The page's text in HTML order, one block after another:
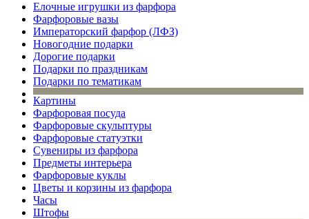
Елочные игрушки из фарфора
Фарфоровые вазы
Императорский фарфор (ЛФЗ)
Новогодние подарки
Дорогие подарки
Подарки по праздникам
Подарки по тематикам
Картины
Фарфоровая посуда
Фарфоровые скульптуры
Фарфоровые статуэтки
Сувениры из фарфора
Предметы интерьера
Фарфоровые куклы
Цветы и корзины из фарфора
Часы
Штофы